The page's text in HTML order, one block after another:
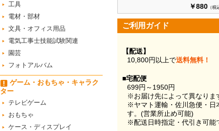
工具
電材・部材
文具・オフィス用品
電気工事士技能試験関連
園芸
フォトアルバム
ゲーム・おもちゃ・キャラク
ター
テレビゲーム
おもちゃ
ケース・ディスプレイ
￥880 （税
ご利用ガイド
【配送】
10,800円以上で送料無料！
■宅配便
699円～1950円
※お届け先によって異なりま
※ヤマト運輸・佐川急便・日
す。(営業所止め可能)
※配送日時指定・代引き可能